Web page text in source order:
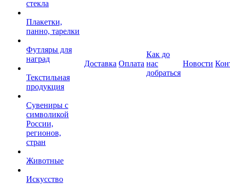
стекла
Плакетки,
панно, тарелки
Футляры для
наград
Текстильная
продукция
Сувениры с
символикой
России,
регионов,
стран
Животные
Искусство
Доставка Оплата
Как до
нас
добраться
Новости